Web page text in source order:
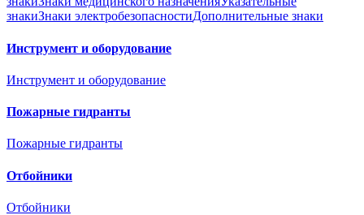
знакиЗнаки электробезопасностиДополнительные знаки
Инструмент и оборудование
Инструмент и оборудование
Пожарные гидранты
Пожарные гидранты
Отбойники
Отбойники